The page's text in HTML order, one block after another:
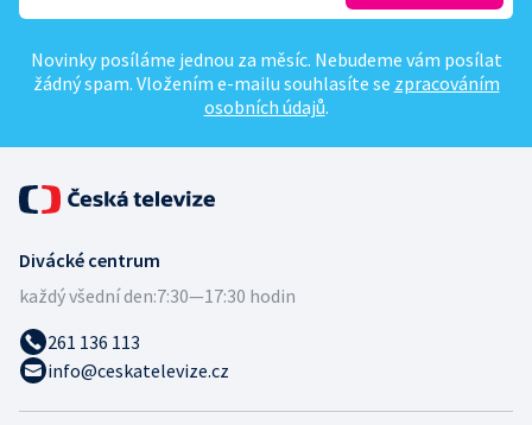
Novinky posíláme jednou za měsíc. Nebudeme vám posílat
žádný spam. Vložením e-mailu souhlasíte se zpracováním
osobních údajů.